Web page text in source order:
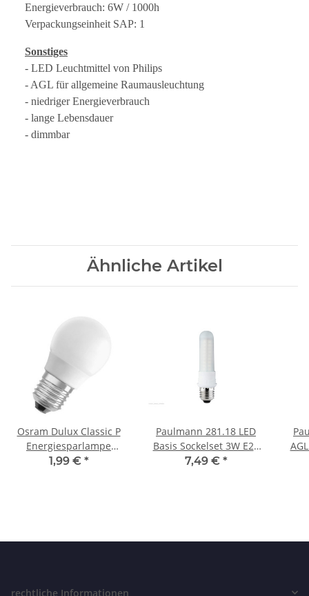
Energieverbrauch: 6W / 1000h
Verpackungseinheit SAP: 1
Sonstiges
- LED Leuchtmittel von Philips
- AGL für allgemeine Raumausleuchtung
- niedriger Energieverbrauch
- lange Lebensdauer
- dimmbar
Ähnliche Artikel
Osram Dulux Classic P
Energiesparlampe
6W=25W Leuchtmittel
1,99 € *
Paulmann 281.18 LED
Basis Sockelset 3W E27
Warmweiß
7,49 € *
rechtliche Informationen